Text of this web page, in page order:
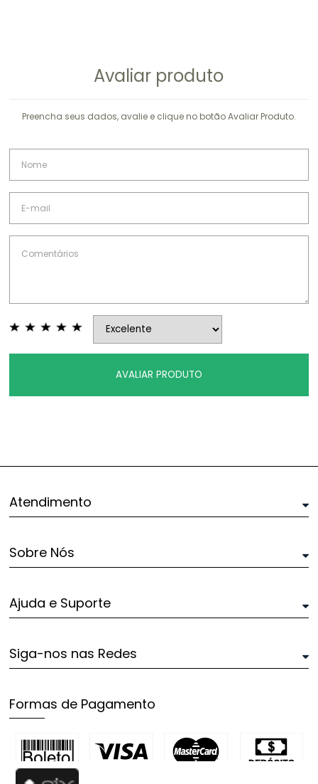
Avaliar produto
Preencha seus dados, avalie e clique no botão Avaliar Produto.
AVALIAR PRODUTO
Atendimento
Sobre Nós
Ajuda e Suporte
Siga-nos nas Redes
Formas de Pagamento